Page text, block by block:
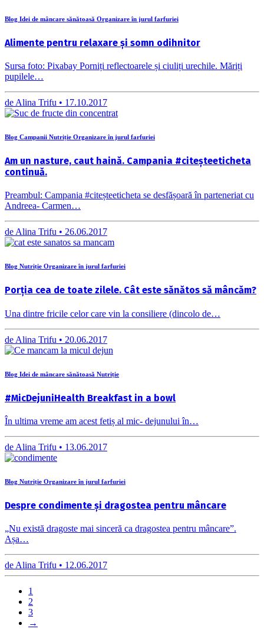
Blog Idei de mâncare sănătoasă Organizare în jurul farfuriei
Alimente pentru relaxare și somn odihnitor
Sursa foto: Pixabay Porniți reflectoarele și ciuliți urechile. Măriți
pupilele…
de Alina Trifu • 17.10.2017
Blog Campanii Nutriție Organizare în jurul farfuriei
Am un nasture, caut haină. Campania #citeșteeticheta
continuă.
Preambul: Campania #citeșteeticheta se desfășoară în parteneriat cu
Andreea- Carmen…
deAlina Trifu • 26.06.2017
Blog Nutriție Organizare în jurul farfuriei
Porția cea de toate zilele. Cât este sănătos să mâncăm?
Una dintre fricile celor care vin la consiliere (dincolo de…
de Alina Trifu • 20.06.2017
Blog Idei de mâncare sănătoasă Nutriție
#MicDejuniHealth Breakfast in a bowl
În ultima vreme am acest fetiș al mic- dejunului în…
de Alina Trifu • 13.06.2017
Blog Nutriție Organizare în jurul farfuriei
Despre condimente și dragostea pentru mâncare
„Nu există dragoste mai sinceră ca dragostea pentru mâncare”.
Așa…
de Alina Trifu • 12.06.2017
1
2
3
→